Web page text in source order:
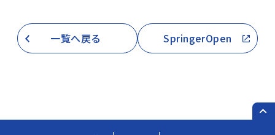
一覧へ戻る SpringerOpen